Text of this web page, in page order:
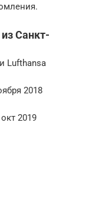
Санкт-
Lufthansa
2018
2019